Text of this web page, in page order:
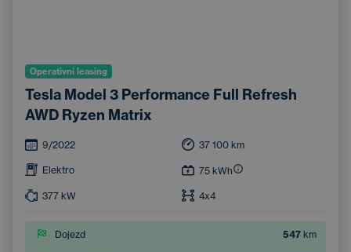
Operativní leasing
Tesla Model 3 Performance Full Refresh
AWD Ryzen Matrix
9/2022 37 100 km
Elektro 75 kWh
377 kW 4x4
Dojezd 547 km